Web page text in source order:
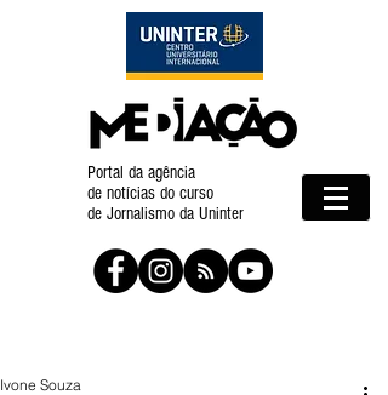
Portal da agência
de notícias do curso
de Jornalismo da Uninter
Ivone Souza